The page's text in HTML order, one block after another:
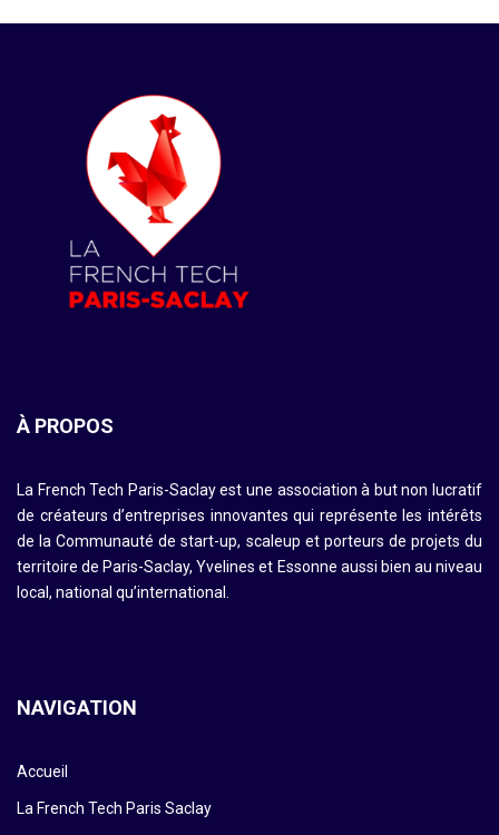
À PROPOS
La French Tech Paris-Saclay est une association à but non lucratif
de créateurs d’entreprises innovantes qui représente les intérêts
de la Communauté de start-up, scaleup et porteurs de projets du
territoire de Paris-Saclay, Yvelines et Essonne aussi bien au niveau
local, national qu’international.
NAVIGATION
Accueil
La French Tech Paris Saclay